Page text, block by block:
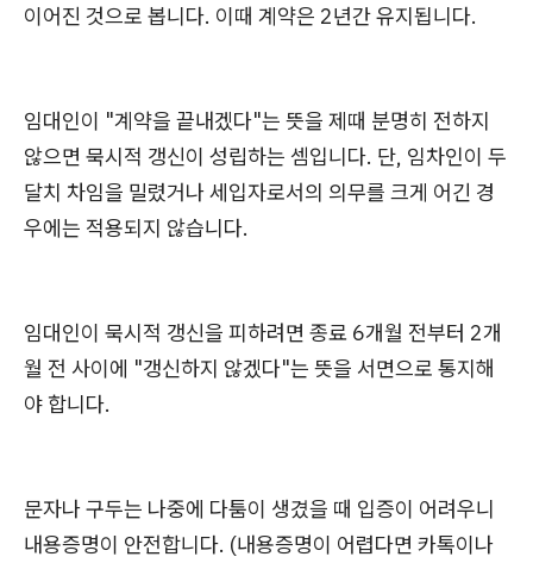
이어진 것으로 봅니다. 이때 계약은 2년간 유지됩니다.
임대인이 "계약을 끝내겠다"는 뜻을 제때 분명히 전하지
않으면 묵시적 갱신이 성립하는 셈입니다. 단, 임차인이 두
달치 차임을 밀렸거나 세입자로서의 의무를 크게 어긴 경
우에는 적용되지 않습니다.
임대인이 묵시적 갱신을 피하려면 종료 6개월 전부터 2개
월 전 사이에 "갱신하지 않겠다"는 뜻을 서면으로 통지해
야 합니다.
문자나 구두는 나중에 다툼이 생겼을 때 입증이 어려우니
내용증명이 안전합니다. (내용증명이 어렵다면 카톡이나